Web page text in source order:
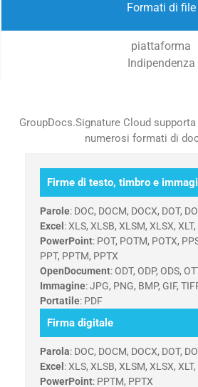
Formati di file
piattaforma
Indipendenza
GroupDocs.Signature Cloud
numerosi formati di
Firme di testo, timbro e
Parole: DOC, DOCM, DOCX, DOT,
Excel : XLS, XLSB, XLSM, XLSX,
PowerPoint: POT, POTM, POTX,
PPT, PPTM, PPTX
OpenDocument: ODT, ODP, ODS,
Immagine: JPG, PNG, BMP, GIF,
Portatile: PDF
Firma digitale
Parola: DOC, DOCM, DOCX, DOT,
Excel : XLS, XLSB, XLSM, XLSX,
PowerPoint: PPTM, PPTX